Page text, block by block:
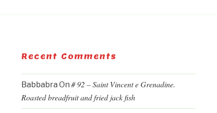
Recent Comments
Babbabra On # 92 – Saint Vincent e Grenadine.
Roasted breadfruit and fried jack fish